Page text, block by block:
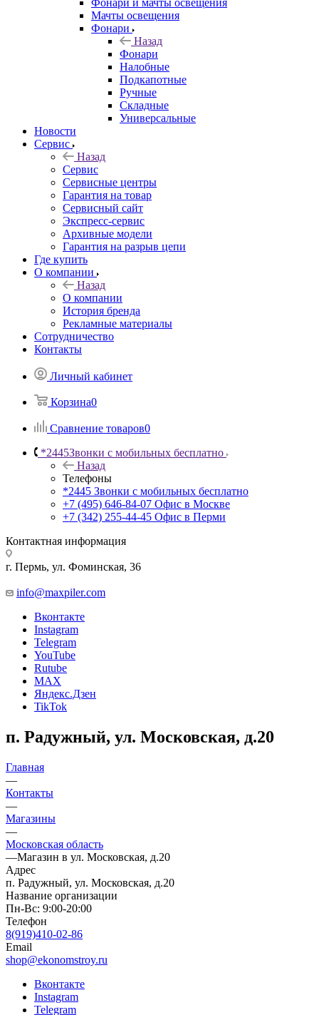
Фонари и мачты освещения
Мачты освещения
Фонари
Назад
Фонари
Налобные
Подкапотные
Ручные
Складные
Универсальные
Новости
Сервис
Назад
Сервис
Сервисные центры
Гарантия на товар
Сервисный сайт
Экспресс-сервис
Архивные модели
Гарантия на разрыв цепи
Где купить
О компании
Назад
О компании
История бренда
Рекламные материалы
Сотрудничество
Контакты
Личный кабинет
Корзина0
Сравнение товаров0
*2445Звонки с мобильных бесплатно
Назад
Телефоны
*2445 Звонки с мобильных бесплатно
+7 (495) 646-84-07 Офис в Москве
+7 (342) 255-44-45 Офис в Перми
Контактная информация
г. Пермь, ул. Фоминская, 36
info@maxpiler.com
Вконтакте
Instagram
Telegram
YouTube
Rutube
MAX
Яндекс.Дзен
TikTok
п. Радужный, ул. Московская, д.20
Главная
—
Контакты
—
Магазины
—
Московская область
—Магазин в ул. Московская, д.20
Адрес
п. Радужный, ул. Московская, д.20
Название организации
Пн-Вс: 9:00-20:00
Телефон
8(919)410-02-86
Email
shop@ekonomstroy.ru
Вконтакте
Instagram
Telegram